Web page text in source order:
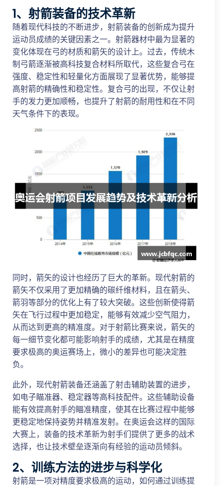
1、射箭装备的技术革新
随着现代科技的不断进步，射箭装备的创新成为提升
运动员成绩的关键因素之一。射箭器材中最为显著的
变化体现在弓的材质和箭矢的设计上。过去，传统木
制弓箭逐渐被高科技复合材料所取代，这些复合弓在
强度、稳定性和轻量化方面展现了显著优势，能够提
高射箭的精确性和稳定性。复合弓的出现，不仅让射
手的发力更加顺畅，也提升了射箭的耐用性和在不同
天气条件下的表现。
同时，箭矢的设计也经历了巨大的革新。现代射箭的
箭矢不仅采用了更加精确的碳纤维材料，且在箭头、
箭羽等部分的优化上有了较大突破。这些创新使得箭
矢在飞行过程中更加稳定，能够有效减少空气阻力，
从而达到更高的精准度。对于射箭比赛来说，箭矢的
每一细节变化都可能影响射手的成绩，尤其是在精度
要求极高的奥运赛场上，微小的差异也可能决定胜
负。
此外，现代射箭装备还涵盖了射击辅助装置的进步，
如电子瞄准器、稳定器等高科技配件。这些辅助设备
能有效提高射手的瞄准精度，使其在比赛过程中能够
更稳定地保持姿势并精准发射。在奥运会这样的国际
大赛上，装备的技术革新为射手们提供了更多的战术
选择，也让技术壁垒逐渐向有经验的运动员倾斜。
2、训练方法的进步与科学化
射箭是一项对精度要求极高的运动，如何通过训练提